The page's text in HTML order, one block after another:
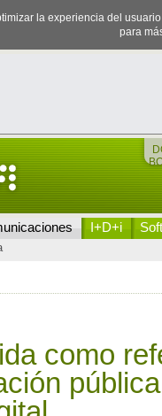
la experiencia del
para
I+D+i
como